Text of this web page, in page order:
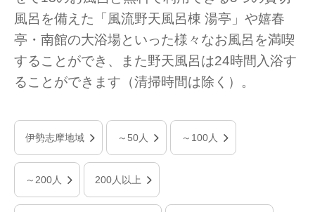
風呂を備えた「風流野天風呂棟 湯亭」や嬉春
亭・南館の大浴場といった様々なお風呂を満喫
することができ、また野天風呂は24時間入浴す
ることができます（清掃時間は除く）。
伊勢志摩地域 ～50人 ～100人
～200人 200人以上